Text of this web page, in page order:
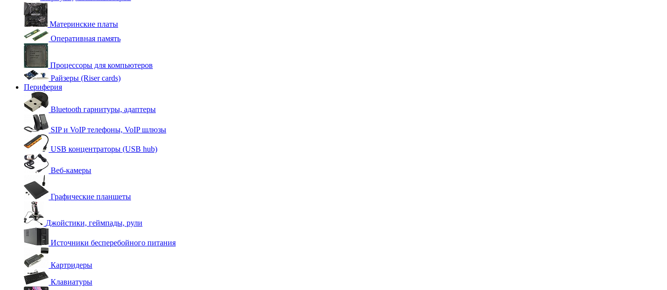
Материнские платы
Оперативная память
Процессоры для компьютеров
Райзеры (Riser cards)
Периферия
Bluetooth гарнитуры, адаптеры
SIP и VoIP телефоны, VoIP шлюзы
USB концентраторы (USB hub)
Веб-камеры
Графические планшеты
Джойстики, геймпады, рули
Источники бесперебойного питания
Картридеры
Клавиатуры